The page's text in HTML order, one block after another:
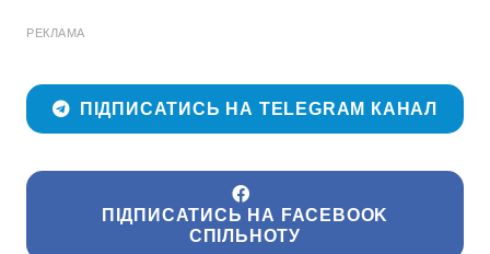
РЕКЛАМА
ПІДПИСАТИСЬ НА TELEGRAM КАНАЛ
ПІДПИСАТИСЬ НА FACEBOOK
СПІЛЬНОТУ